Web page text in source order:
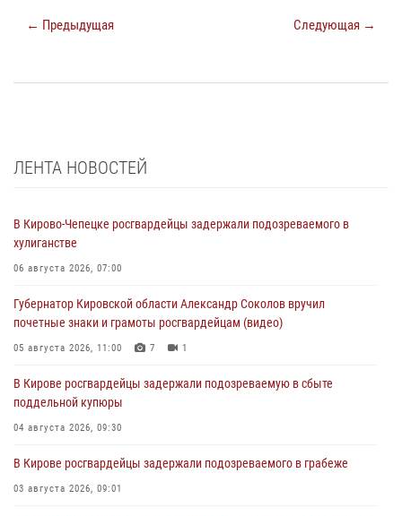
← Предыдущая Следующая →
ЛЕНТА НОВОСТЕЙ
В Кирово-Чепецке росгвардейцы задержали подозреваемого в
хулиганстве
06 августа 2026, 07:00
Губернатор Кировской области Александр Соколов вручил
почетные знаки и грамоты росгвардейцам (видео)
05 августа 2026, 11:00 7 1
В Кирове росгвардейцы задержали подозреваемую в сбыте
поддельной купюры
04 августа 2026, 09:30
В Кирове росгвардейцы задержали подозреваемого в грабеже
03 августа 2026, 09:01